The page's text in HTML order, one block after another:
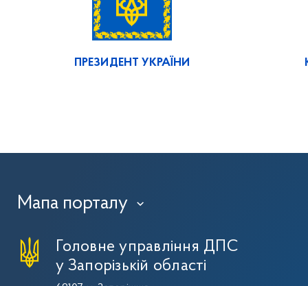
ПРЕЗИДЕНТ УКРАЇНИ
Мапа порталу ›
Головне управління ДПС
у Запорізькій області